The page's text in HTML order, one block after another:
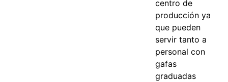
centro de
producción ya
que pueden
servir tanto a
personal con
gafas
graduadas